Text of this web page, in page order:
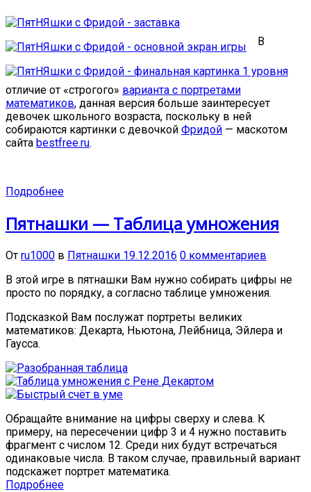
В
отличие от «строгого» варианта с портретами
математиков, данная версия больше заинтересует
девочек школьного возраста, поскольку в ней
собираются картинки с девочкой Фридой — маскотом
сайта bestfree.ru.
Подробнее
Пятнашки — Таблица умножения
От ru1000 в Пятнашки 19.12.2016 0 комментариев
В этой игре в пятнашки Вам нужно собирать цифры не
просто по порядку, а согласно таблице умножения.
Подсказкой Вам послужат портреты великих
математиков: Декарта, Ньютона, Лейбница, Эйлера и
Гаусса.
Обращайте внимание на цифры сверху и слева. К
примеру, на пересечении цифр 3 и 4 нужно поставить
фрагмент с числом 12. Среди них будут встречаться
одинаковые числа. В таком случае, правильный вариант
подскажет портрет математика.
Подробнее